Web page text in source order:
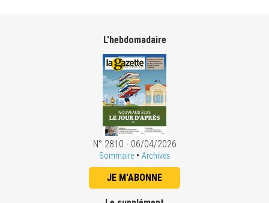
L'hebdomadaire
N° 2810 - 06/04/2026
Sommaire • Archives
JE M'ABONNE